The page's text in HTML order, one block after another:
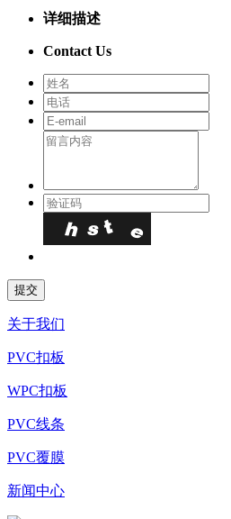
详细描述
Contact Us
关于我们
PVC扣板
WPC扣板
PVC线条
PVC覆膜
新闻中心